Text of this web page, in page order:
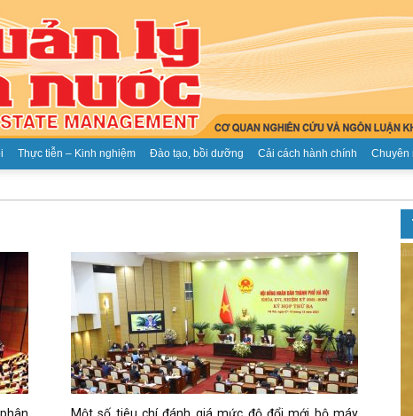
chí
Thực tiễn – Kinh nghiệm Đào tạo, bồi dưỡng Cải cách hành chính Chuyên